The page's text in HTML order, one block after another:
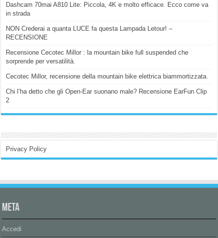
Dashcam 70mai A810 Lite: Piccola, 4K e molto efficace. Ecco come va
in strada
NON Crederai a quanta LUCE fa questa Lampada Letour! –
RECENSIONE
Recensione Cecotec Millor : la mountain bike full suspended che
sorprende per versatilità.
Cecotec Millor, recensione della mountain bike elettrica biammortizzata.
Chi l’ha detto che gli Open-Ear suonano male? Recensione EarFun Clip
2
Privacy Policy
Meta
Accedi